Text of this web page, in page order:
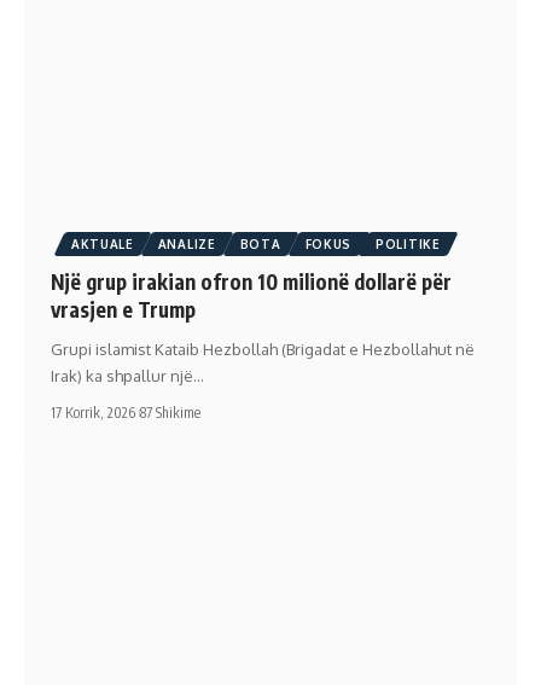
AKTUALE ANALIZE BOTA FOKUS POLITIKE
Një grup irakian ofron 10 milionë dollarë për
vrasjen e Trump
Grupi islamist Kataib Hezbollah (Brigadat e Hezbollahut në
Irak) ka shpallur një…
17 Korrik, 2026 87 Shikime